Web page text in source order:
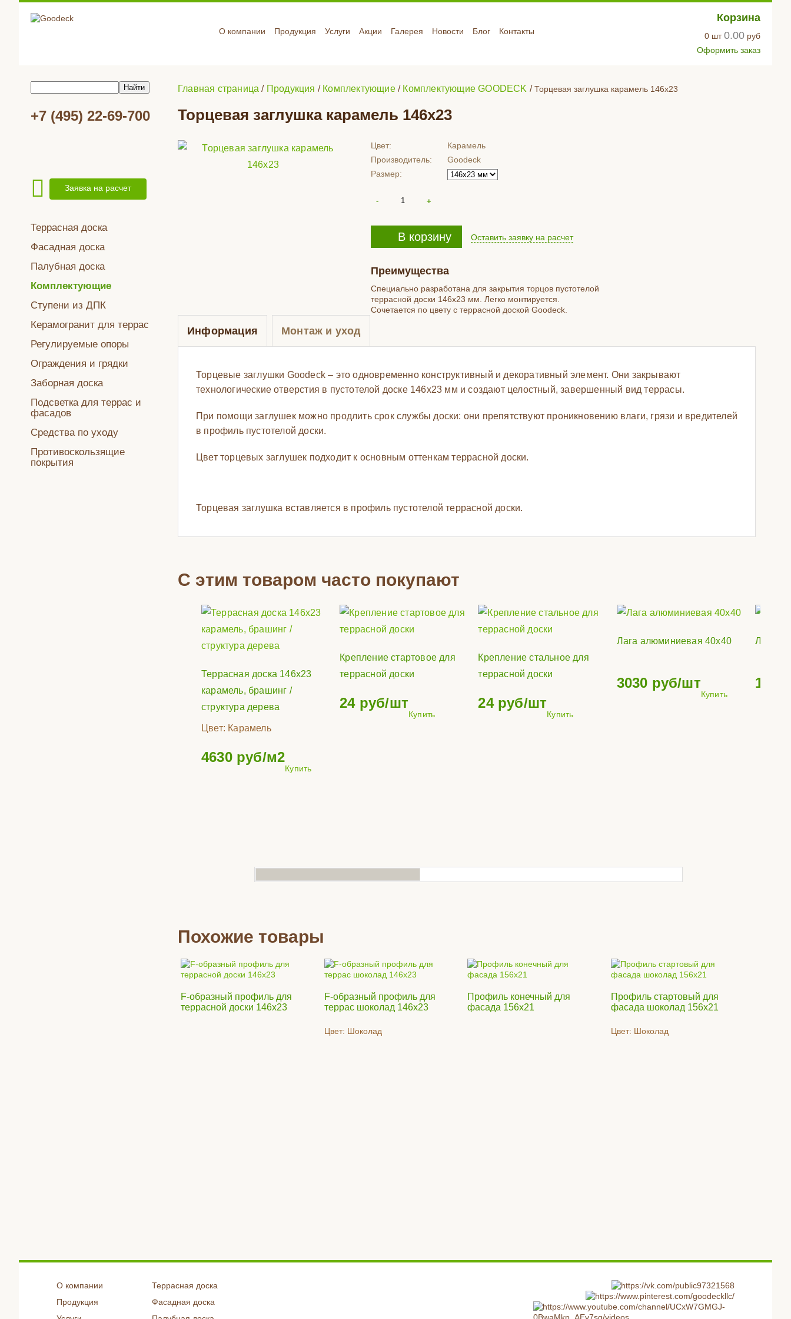
Корзина
0 шт0.00 руб
Оформить заказ
О компании Продукция Услуги Акции Галерея Новости Блог Контакты
+7 (495) 22-69-700
Заявка на расчет
Террасная доска
Фасадная доска
Палубная доска
Комплектующие
Ступени из ДПК
Керамогранит для террас
Регулируемые опоры
Ограждения и грядки
Заборная доска
Подсветка для террас и
фасадов
Средства по уходу
Противоскользящие
покрытия
Главная страница / Продукция / Комплектующие/ Комплектующие GOODECK /Торцевая заглушка карамель 146х23
Торцевая заглушка карамель 146х23
Цвет:
Карамель
Производитель:
Goodeck
Размер:
В корзину Оставить заявку на расчет
Преимущества
Специально разработана для закрытия торцов пустотелой
террасной доски 146х23 мм. Легко монтируется.
Сочетается по цвету с террасной доской Goodeck.
Информация Монтаж и уход
Торцевые заглушки Goodeck – это одновременно конструктивный и декоративный элемент. Они закрывают
технологические отверстия в пустотелой доске 146х23 мм и создают целостный, завершенный вид террасы.
При помощи заглушек можно продлить срок службы доски: они препятствуют проникновению влаги, грязи и вредителей
в профиль пустотелой доски.
Цвет торцевых заглушек подходит к основным оттенкам террасной доски.
Торцевая заглушка вставляется в профиль пустотелой террасной доски.
С этим товаром часто покупают
Террасная доска 146х23
карамель, брашинг /
структура дерева
Цвет: Карамель
4630 руб/м2
Купить
Крепление стартовое для
террасной доски
24 руб/шт
Купить
Крепление стальное для
террасной доски
24 руб/шт
Купить
Лага алюминиевая 40х40
3030 руб/шт
Купить
Лага
1710
Похожие товары
F-образный профиль для
террасной доски 146х23
F-образный профиль для
террас шоколад 146х23
Цвет: Шоколад
Профиль конечный для
фасада 156х21
Профиль стартовый для
фасада шоколад 156х21
Цвет: Шоколад
О компании
Продукция
Террасная доска
Фасадная доска